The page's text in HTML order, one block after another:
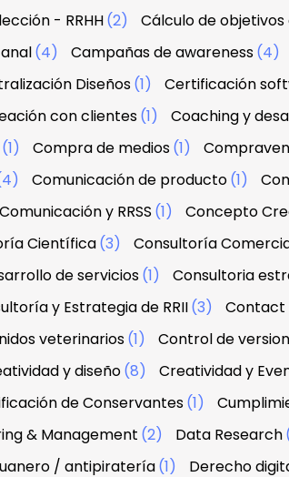
- RRHH(2) Cálculo de
(4) Campañas de awareness(4)
Diseños(1) Certificación
con clientes(1)
Coaching y
(1) Compra de medios(1)
Comunicación de producto(1)
Comunicación y RRSS (1) Concepto
Científica(3) Consultoría
de servicios(1) Consultoria
y Estrategia de RRII(3)
Contact
veterinarios(1) Control de
y diseño(8) Creatividad y
de Conservantes(1)
& Management (2) Data Research
/ antipiratería(1)
Derecho